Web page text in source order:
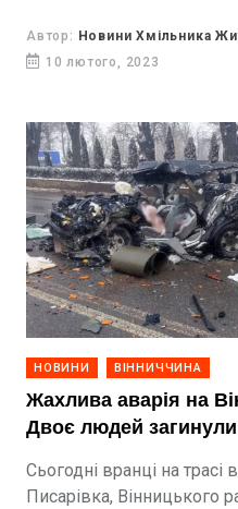
двоє з яких неповнолітні
Автор: Новини Хмільника
10 лютого, 2023
НОВИНИ ВІННИЧЧИНА
Жахлива аварія на
Двоє людей загинули
Сьогодні вранці на трасі
Писарівка, Вінницького